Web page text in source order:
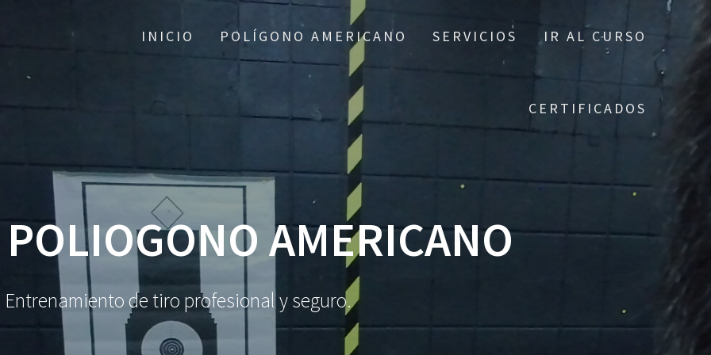
INICIO POLÍGONO AMERICANO SERVICIOS IR AL CURSO
CERTIFICADOS
POLIOGONO AMERICANO
Entrenamiento de tiro profesional y seguro.